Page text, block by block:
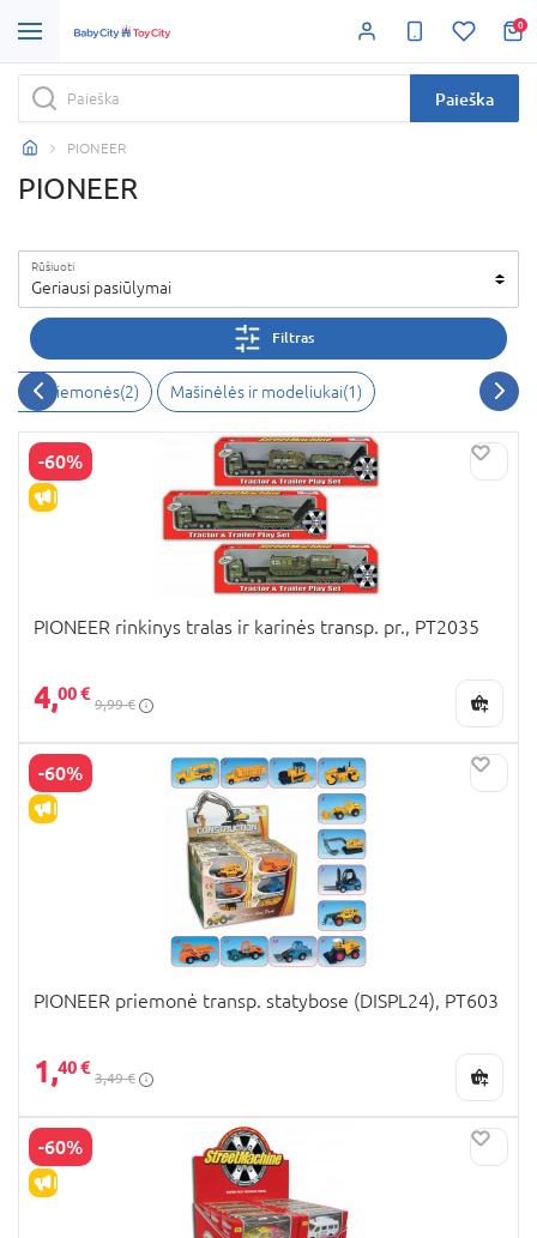
0
Paieška
PIONEER
PIONEER
Rūšiuoti
Geriausi pasiūlymai
Filtras
priemonės(2) Mašinėlės ir modeliukai(1)
-60%
IŠPARDAVIMAS
PIONEER rinkinys tralas ir karinės transp. pr., PT2035
4,00 €
9,99 €
-60%
IŠPARDAVIMAS
PIONEER priemonė transp. statybose (DISPL24), PT603
1,40 €
3,49 €
-60%
IŠPARDAVIMAS